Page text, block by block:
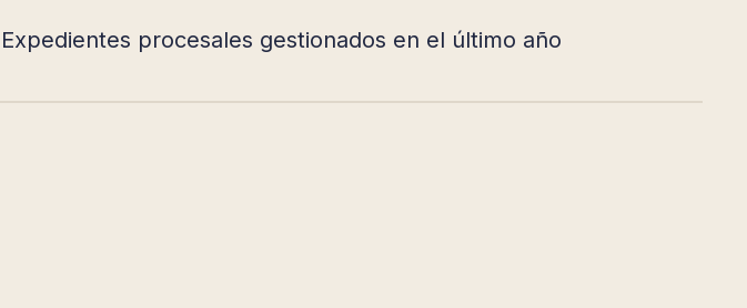
Expedientes procesales gestionados en el último año